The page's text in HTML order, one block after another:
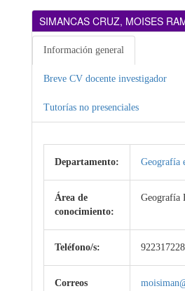
SIMANCAS CRUZ, MOISES
Información general
Breve CV docente investigador
Tutorías no presenciales
Departamento: Geografía
Área de
conocimiento:
Geografía
Teléfono/s: 922317228
Correos